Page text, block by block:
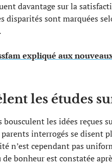
davantage sur la
disparités sont marquées
expliqué aux
les études
bousculent les idées reçues
interrogés se disent
n’est cependant pas
bonheur est constatée